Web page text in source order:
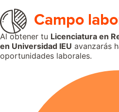
Campo
Al obtener tu Licenciatura en
en Universidad IEU avanzarás
oportunidades laborales.